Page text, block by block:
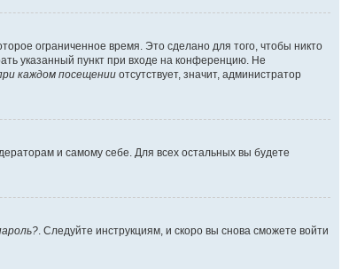
ограниченное время. Это сделано для того, чтобы никто
указанный пункт при входе на конференцию. Не
каждом посещении отсутствует, значит, администратор
и самому себе. Для всех остальных вы будете
. Следуйте инструкциям, и скоро вы снова сможете войти